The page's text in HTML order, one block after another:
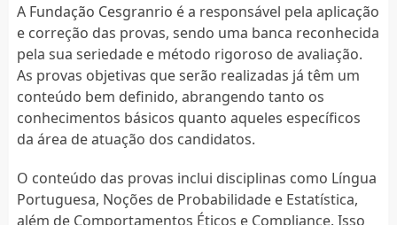
A Fundação Cesgranrio é a responsável pela aplicação
e correção das provas, sendo uma banca reconhecida
pela sua seriedade e método rigoroso de avaliação.
As provas objetivas que serão realizadas já têm um
conteúdo bem definido, abrangendo tanto os
conhecimentos básicos quanto aqueles específicos
da área de atuação dos candidatos.
O conteúdo das provas inclui disciplinas como Língua
Portuguesa, Noções de Probabilidade e Estatística,
além de Comportamentos Éticos e Compliance. Isso